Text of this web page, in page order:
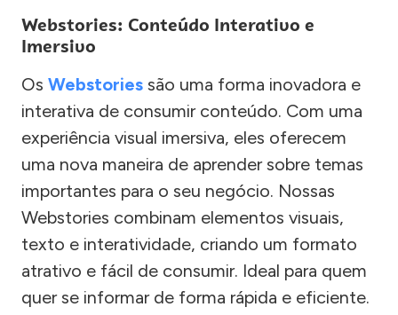
Webstories: Conteúdo Interativo e
Imersivo
Os Webstories são uma forma inovadora e
interativa de consumir conteúdo. Com uma
experiência visual imersiva, eles oferecem
uma nova maneira de aprender sobre temas
importantes para o seu negócio. Nossas
Webstories combinam elementos visuais,
texto e interatividade, criando um formato
atrativo e fácil de consumir. Ideal para quem
quer se informar de forma rápida e eficiente.